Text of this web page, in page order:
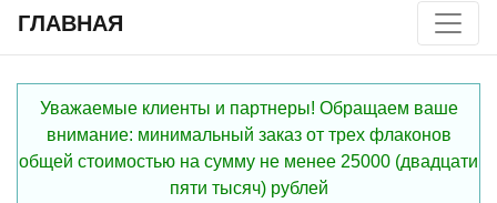
ГЛАВНАЯ
Уважаемые клиенты и партнеры! Обращаем ваше
внимание: минимальный заказ от трех флаконов
общей стоимостью на сумму не менее 25000 (двадцати
пяти тысяч) рублей